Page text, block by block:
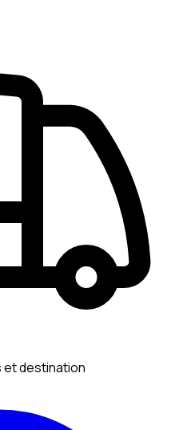
et destination